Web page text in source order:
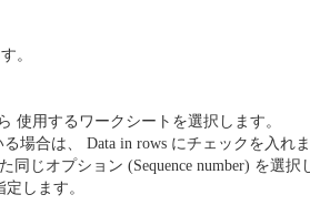
。
使用するワークシートを選択します。
場合は、 Data in rows にチェックを入れま
じオプション (Sequence number) を選択
します。